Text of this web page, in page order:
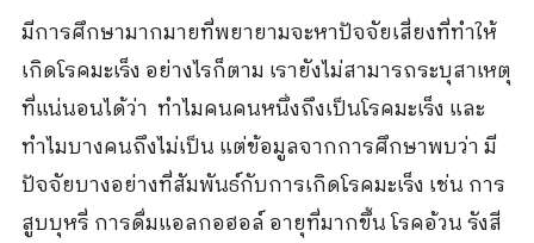
มีการศึกษามากมายที่พยายามจะหาปัจจัยเสี่ยงที่ทำให้
เกิดโรคมะเร็ง อย่างไรก็ตาม เรายังไม่สามารถระบุสาเหตุ
ที่แน่นอนได้ว่า ทำไมคนคนหนึ่งถึงเป็นโรคมะเร็ง และ
ทำไมบางคนถึงไม่เป็น แต่ข้อมูลจากการศึกษาพบว่า มี
ปัจจัยบางอย่างที่สัมพันธ์กับการเกิดโรคมะเร็ง เช่น การ
สูบบุหรี่ การดื่มแอลกอฮอล์ อายุที่มากขึ้น โรคอ้วน รังสี